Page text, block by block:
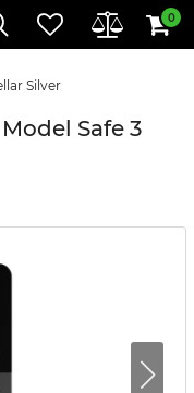
0
Silver
Safe 3